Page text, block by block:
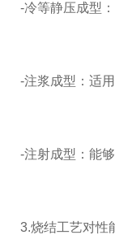
-冷等静压成型：
-注浆成型：适用
-注射成型：能够
3.烧结工艺对性